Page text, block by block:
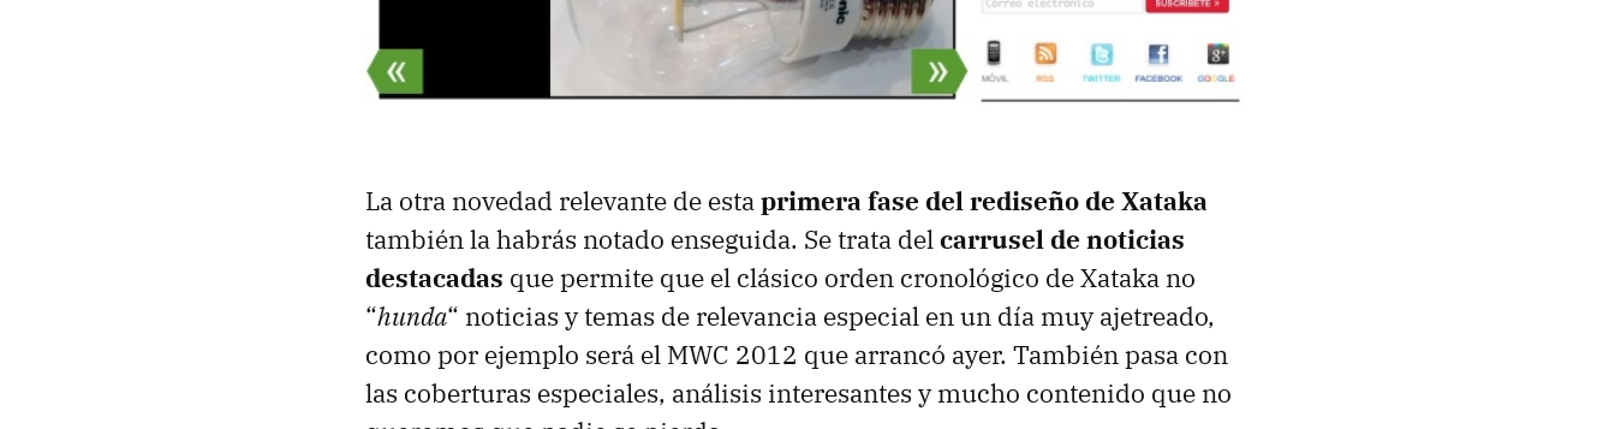
La otra novedad relevante de esta primera fase del rediseño de Xataka
también la habrás notado enseguida. Se trata del carrusel de noticias
destacadas que permite que el clásico orden cronológico de Xataka no
“hunda“ noticias y temas de relevancia especial en un día muy ajetreado,
como por ejemplo será el MWC 2012 que arrancó ayer. También pasa con
las coberturas especiales, análisis interesantes y mucho contenido que no